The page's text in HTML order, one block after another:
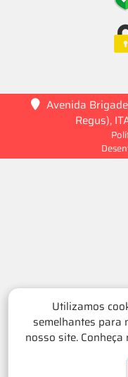
Utilizamos
semelhantes para
nosso site. Conheça
Avenida
Regus),